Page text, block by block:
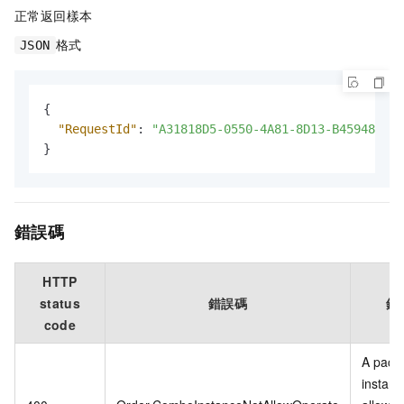
正常返回樣本
JSON 格式
{
"RequestId" :
"A31818D5-0550-4A81-8D13-
}
錯誤碼
HTTP
status
code
錯誤碼 錯
A